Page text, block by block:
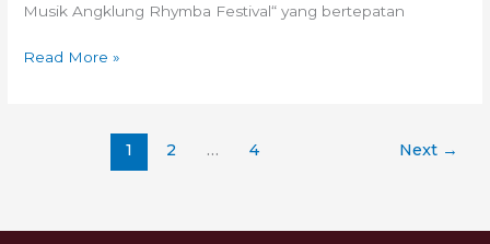
Musik Angklung Rhymba Festival“ yang bertepatan
Read More »
1 2 … 4 Next →